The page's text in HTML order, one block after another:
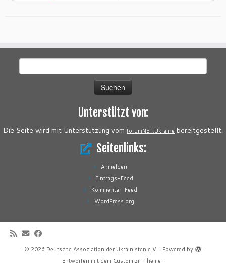
Unterstützt von:
Die Seite wird mit Unterstützung vom forumNET.Ukraine bereitgestellt.
Seitenlinks:
Anmelden
Eintrags-Feed
Kommentar-Feed
WordPress.org
· © 2026 Deutsche Assoziation der Ukrainisten e.V. · Powered by
·
Entworfen mit dem Customizr-Theme ·